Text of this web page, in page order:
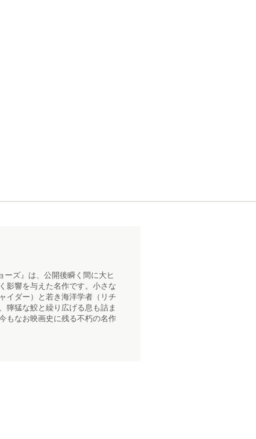
ズ』は、公開後瞬く間に大ヒ
影響を与えた名作です。小さな
イダー）と若き海洋学者（リチ
獰猛な鮫と繰り広げる息も詰ま
もなお映画史に残る不朽の名作